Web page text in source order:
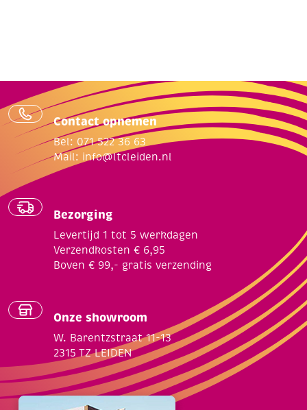
Contact opnemen
Bel: 071 522 36 63
Mail: info@ltcleiden.nl
Bezorging
Levertijd 1 tot 5 werkdagen
Verzendkosten € 6,95
Boven € 99,- gratis verzending
Onze showroom
W. Barentzstraat 11-13
2315 TZ LEIDEN